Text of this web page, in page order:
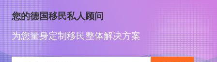
您的德国移民私人顾问
为您量身定制移民整体解决方案